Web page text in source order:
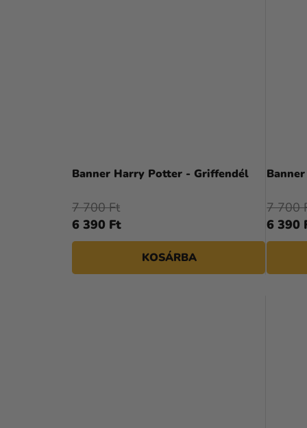
Banner Harry Potter - Griffendél
6 390 Ft
7 700 Ft
KOSÁRBA
6 390
7 700